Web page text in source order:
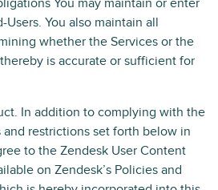
You may maintain or enter
You also maintain all
whether the Services or the
is accurate or sufficient for
In addition to complying with the
restrictions set forth below in
to the Zendesk User Content
on Zendesk’s Policies and